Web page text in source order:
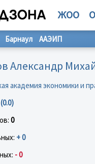
ЖОО
Барнаул ААЭИП
Александр
академия экономики и
0
+ 0
- 0